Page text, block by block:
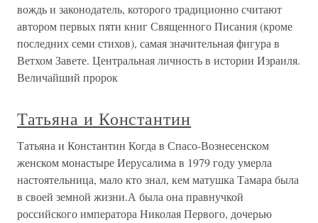
вождь и законодатель, которого традиционно считают
автором первых пяти книг Священного Писания (кроме
последних семи стихов), самая значительная фигура в
Ветхом Завете. Центральная личность в истории Израиля.
Величайший пророк
Татьяна и Константин
Татьяна и Константин Когда в Спасо-Вознесенском
женском монастыре Иерусалима в 1979 году умерла
настоятельница, мало кто знал, кем матушка Тамара была
в своей земной жизни.А была она правнучкой
российского императора Николая Первого, дочерью